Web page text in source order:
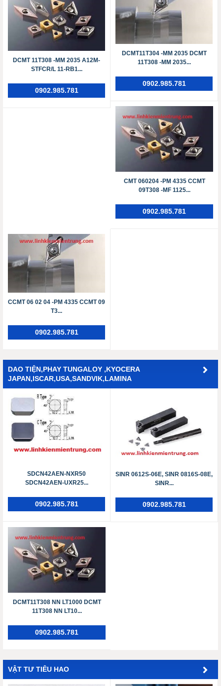
DCMT 11T308 -MM 2035 A12M-
STFCR/L 11-RB1...
0902.985.781
DCMT11T304 -MM 2035 DCMT
11T308 -MM 2035...
0902.985.781
CMT 060204 -PM 4335 CCMT
09T308 -MF 1125...
0902.985.781
CCMT 06 02 04 -PM 4335 ​​​​​​​CCMT 09
T3...
0902.985.781
DAO TIỆN,PHAY TUNGALOY ,KYOCERA
JAPAN,ISCAR,USA,SANDVIK,LAMINA
SDCN42AEN-NXR50
SDCN42AEN-UXR25...
0902.985.781
SINR 0612S-06E, SINR 0816S-08E,
SINR...
0902.985.781
DCMT11T308 NN LT1000 DCMT
11T308 NN LT10...
0902.985.781
VẬT TƯ TIÊU HAO